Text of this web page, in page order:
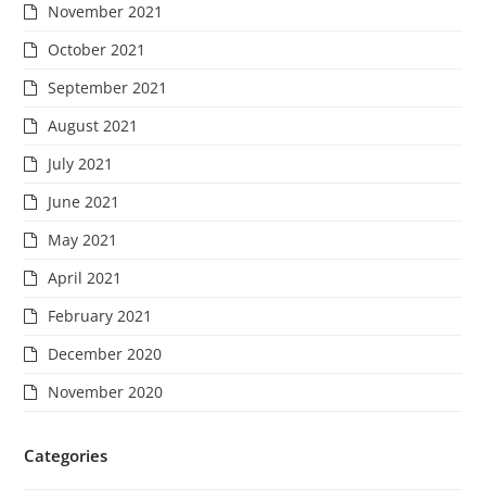
November 2021
October 2021
September 2021
August 2021
July 2021
June 2021
May 2021
April 2021
February 2021
December 2020
November 2020
Categories